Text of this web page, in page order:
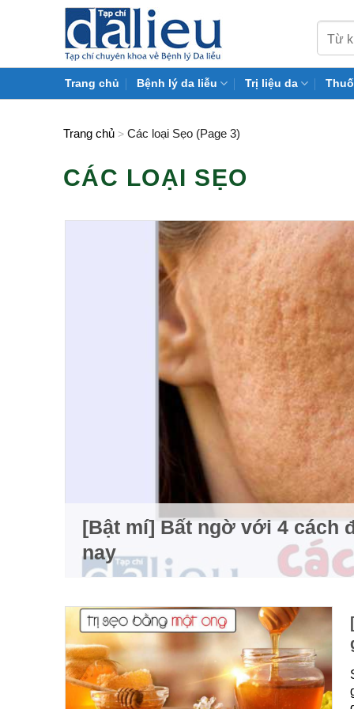
Trang chủ Bệnh lý da liễu Trị liệu da
Trang chủ >Các loại Sẹo (Page 3)
CÁC LOẠI SẸO
[Bật mí] Bất ngờ với 4 cách
nay